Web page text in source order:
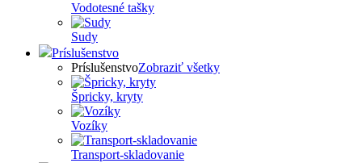
Vodotesné tašky
Sudy
Príslušenstvo
PríslušenstvoZobraziť všetky
Špricky, kryty
Vozíky
Transport-skladovanie